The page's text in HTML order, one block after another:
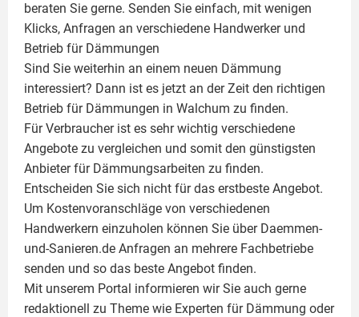
beraten Sie gerne. Senden Sie einfach, mit wenigen
Klicks, Anfragen an verschiedene Handwerker und
Betrieb für Dämmungen
Sind Sie weiterhin an einem neuen Dämmung
interessiert? Dann ist es jetzt an der Zeit den richtigen
Betrieb für Dämmungen in Walchum zu finden.
Für Verbraucher ist es sehr wichtig verschiedene
Angebote zu vergleichen und somit den günstigsten
Anbieter für Dämmungsarbeiten zu finden.
Entscheiden Sie sich nicht für das erstbeste Angebot.
Um Kostenvoranschläge von verschiedenen
Handwerkern einzuholen können Sie über Daemmen-
und-Sanieren.de Anfragen an mehrere Fachbetriebe
senden und so das beste Angebot finden.
Mit unserem Portal informieren wir Sie auch gerne
redaktionell zu Theme wie Experten für Dämmung oder